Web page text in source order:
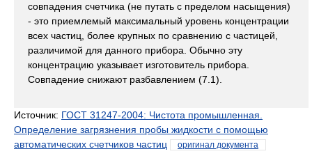
совпадения счетчика (не путать с пределом насыщения)
- это приемлемый максимальный уровень концентрации
всех частиц, более крупных по сравнению с частицей,
различимой для данного прибора. Обычно эту
концентрацию указывает изготовитель прибора.
Совпадение снижают разбавлением (7.1).
Источник: ГОСТ 31247-2004: Чистота промышленная.
Определение загрязнения пробы жидкости с помощью
автоматических счетчиков частиц
оригинал документа